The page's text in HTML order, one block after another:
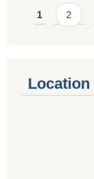
Pages
1 2
Location